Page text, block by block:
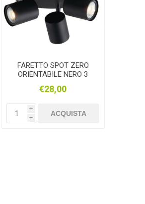
FARETTO SPOT ZERO
ORIENTABILE NERO 3
€28,00
i
h
ACQUISTA